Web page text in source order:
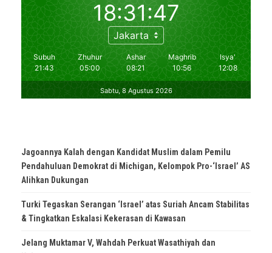
Jagoannya Kalah dengan Kandidat Muslim dalam Pemilu
Pendahuluan Demokrat di Michigan, Kelompok Pro-‘Israel’ AS
Alihkan Dukungan
Turki Tegaskan Serangan ‘Israel’ atas Suriah Ancam Stabilitas
& Tingkatkan Eskalasi Kekerasan di Kawasan
Jelang Muktamar V, Wahdah Perkuat Wasathiyah dan